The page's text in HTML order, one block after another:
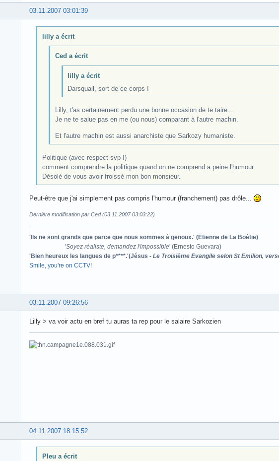
03.11.2007 03:01:39
lilly a écrit
Ced a écrit
lilly a écrit
Darsquall, sort de ce corps !
Lilly, t'as certainement perdu une bonne occasion de te taire...
Je ne te salue pas en me (ou nous) comparant à l'autre machin.
Et l'autre machin est aussi anarchiste que Sarkozy humaniste.
Politique (avec respect svp !)
comment comprendre la politique quand on ne comprend a peine l'humour.
Désolé de vous avoir froissé mon bon monsieur.
Peut-être que j'ai simplement pas compris l'humour (franchement) pas drôle...
Dernière modification par Ced (03.11.2007 03:03:22)
'Ils ne sont grands que parce que nous sommes à genoux.' (Etienne de La Boétie)
'Soyez réaliste, demandez l'impossible' (Ernesto Guevara)
'Bien heureux les langues de p****.'(Jésus - Le Troisième Evangile selon St Emilion,
Smile, you're on CCTV!
03.11.2007 09:26:56
Lilly > va voir actu en bref tu auras ta rep pour le salaire Sarkozien
04.11.2007 18:15:52
Pleu a écrit